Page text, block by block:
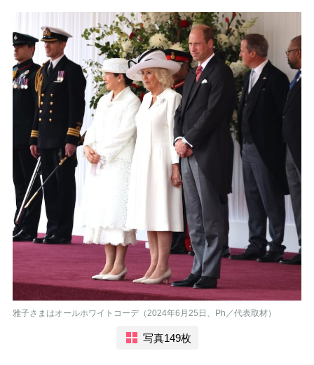
雅子さまはオールホワイトコーデ（2024年6月25日、Ph／代表取材）
写真149枚